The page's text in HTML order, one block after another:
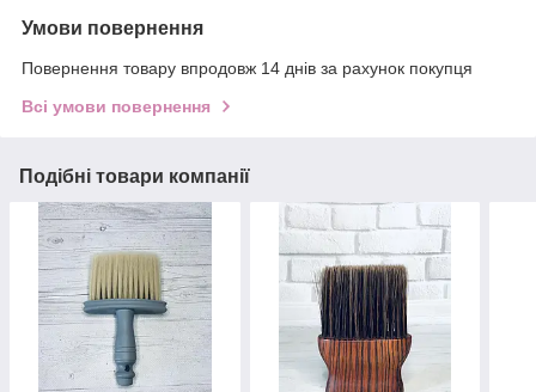
Умови повернення
Повернення товару впродовж 14 днів за рахунок покупця
Всі умови повернення
Подібні товари компанії